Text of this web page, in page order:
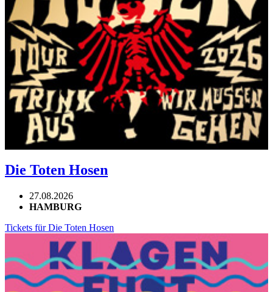
Die Toten Hosen
27.08.2026
HAMBURG
Tickets für Die Toten Hosen